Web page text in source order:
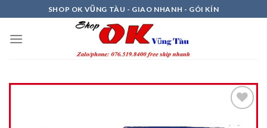
to
content
SHOP OK VŨNG TÀU - GIAO NHANH - GÓI KÍN